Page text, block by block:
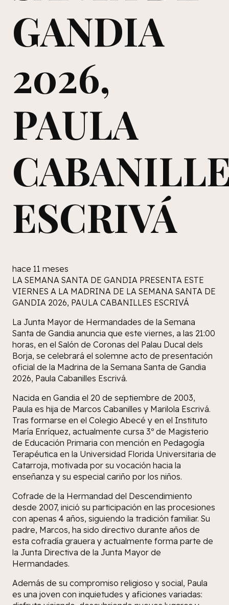
GANDIA
2026,
PAULA
ESCRIVÁ
hace 11 meses
LA SEMANA SANTA DE GANDIA PRESENTA ESTE
VIERNES A LA MADRINA DE LA SEMANA SANTA DE
GANDIA 2026, PAULA CABANILLES ESCRIVÁ
La Junta Mayor de Hermandades de la Semana
Santa de Gandia anuncia que este viernes, a las 21:00
horas, en el Salón de Coronas del Palau Ducal dels
Borja, se celebrará el solemne acto de presentación
oficial de la Madrina de la Semana Santa de Gandia
2026, Paula Cabanilles Escrivá.
Nacida en Gandia el 20 de septiembre de 2003,
Paula es hija de Marcos Cabanilles y Marilola Escrivá.
Tras formarse en el Colegio Abecé y en el Instituto
María Enríquez, actualmente cursa 3º de Magisterio
de Educación Primaria con mención en Pedagogía
Terapéutica en la Universidad Florida Universitaria de
Catarroja, motivada por su vocación hacia la
enseñanza y su especial cariño por los niños.
Cofrade de la Hermandad del Descendimiento
desde 2007, inició su participación en las procesiones
con apenas 4 años, siguiendo la tradición familiar. Su
padre, Marcos, ha sido directivo durante años de
esta cofradía grauera y actualmente forma parte de
la Junta Directiva de la Junta Mayor de
Hermandades.
Además de su compromiso religioso y social, Paula
es una joven con inquietudes y aficiones variadas: